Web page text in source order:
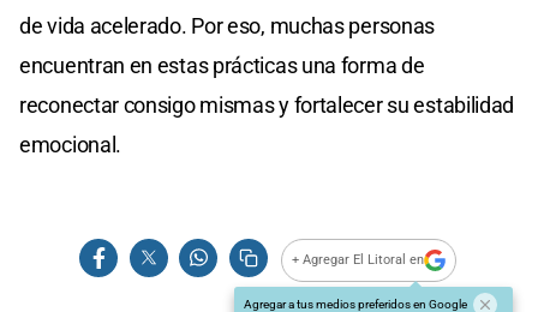
de vida acelerado. Por eso, muchas personas
encuentran en estas prácticas una forma de
reconectar consigo mismas y fortalecer su estabilidad
emocional.
+ Agregar El Litoral en
Agregar a tus medios preferidos en Google